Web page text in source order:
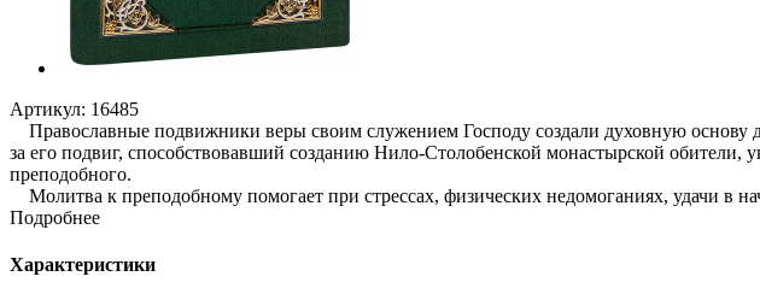
Артикул: 16485
Православные подвижники веры своим служением Господу создали духовную
за его подвиг, способствовавший созданию Нило-Столобенской монастырской
преподобного.
Молитва к преподобному помогает при стрессах, физических недомоганиях, удачи в
Подробнее
Характеристики